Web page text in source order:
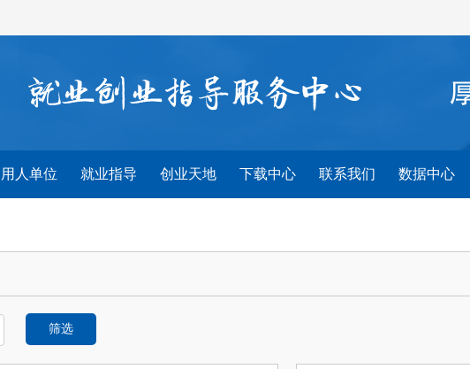
用人单位 就业指导 创业天地 下载中心 联系我们 数据中心
筛选